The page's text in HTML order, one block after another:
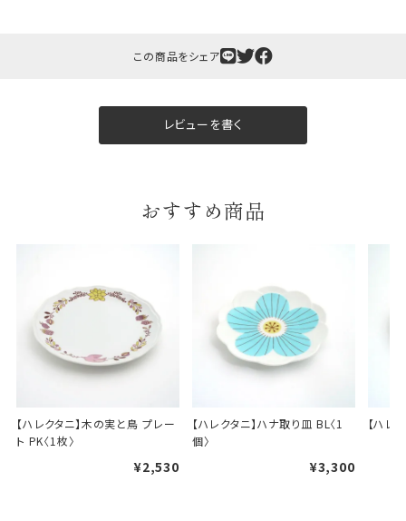
当店でギフト対応の商品をご購入いただきますと、熨
斗（のし）掛け・ギフト包装・手提げ袋を無料サービス
包装紙について
包装紙は2種類あります。
A.一般的なギフトに使用する包装紙です。
B.婚礼や出産、長寿祝などに使用する包装紙です。
この商品をシェア
レビューを書く
おすすめ商品
【ハレクタニ】木の実と鳥 プレー
ト PK〈1枚〉
¥2,530
【ハレクタニ】ハナ取り皿 BL〈1
個〉
¥3,300
【ハレ